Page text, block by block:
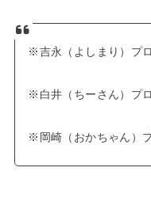
※吉永（よしまり）プ
※白井（ちーさん）プ
※岡崎（おかちゃん）